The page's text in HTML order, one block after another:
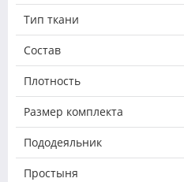
Тип ткани
Состав
Плотность
Размер комплекта
Пододеяльник
Простыня